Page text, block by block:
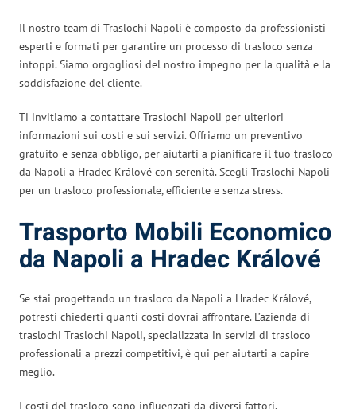
Il nostro team di Traslochi Napoli è composto da professionisti
esperti e formati per garantire un processo di trasloco senza
intoppi. Siamo orgogliosi del nostro impegno per la qualità e la
soddisfazione del cliente.
Ti invitiamo a contattare Traslochi Napoli per ulteriori
informazioni sui costi e sui servizi. Offriamo un preventivo
gratuito e senza obbligo, per aiutarti a pianificare il tuo trasloco
da Napoli a Hradec Králové con serenità. Scegli Traslochi Napoli
per un trasloco professionale, efficiente e senza stress.
Trasporto Mobili Economico
da Napoli a Hradec Králové
Se stai progettando un trasloco da Napoli a Hradec Králové,
potresti chiederti quanti costi dovrai affrontare. L’azienda di
traslochi Traslochi Napoli, specializzata in servizi di trasloco
professionali a prezzi competitivi, è qui per aiutarti a capire
meglio.
I costi del trasloco sono influenzati da diversi fattori.